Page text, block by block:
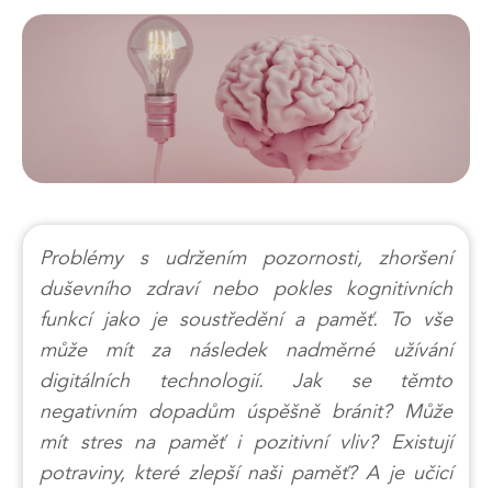
Problémy s udržením pozornosti, zhoršení
duševního zdraví nebo pokles kognitivních
funkcí jako je soustředění a paměť. To vše
může mít za následek nadměrné užívání
digitálních technologií. Jak se těmto
negativním dopadům úspěšně bránit? Může
mít stres na paměť i pozitivní vliv? Existují
potraviny, které zlepší naši paměť? A je učicí